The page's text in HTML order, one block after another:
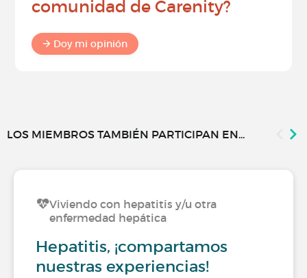
comunidad de Carenity?
Doy mi opinión
LOS MIEMBROS TAMBIÉN PARTICIPAN EN...
Viviendo con hepatitis y/u otra
enfermedad hepática
Hepatitis, ¡compartamos
nuestras experiencias!